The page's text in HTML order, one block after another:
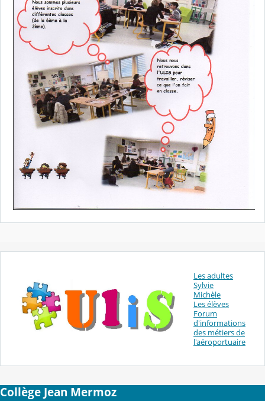
Les adultes
Sylvie
Michèle
Les élèves
Forum
d'informations
des métiers de
l'aéroportuaire
Collège Jean Mermoz